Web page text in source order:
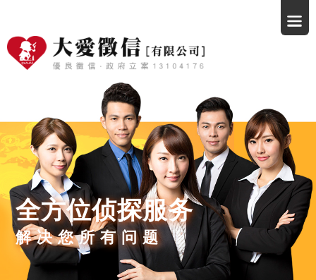
全方位侦探服务
解决您所有问题